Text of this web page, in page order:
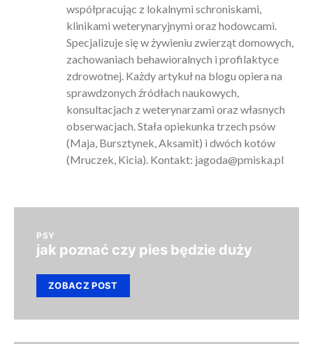
współpracując z lokalnymi schroniskami,
klinikami weterynaryjnymi oraz hodowcami.
Specjalizuje się w żywieniu zwierząt domowych,
zachowaniach behawioralnych i profilaktyce
zdrowotnej. Każdy artykuł na blogu opiera na
sprawdzonych źródłach naukowych,
konsultacjach z weterynarzami oraz własnych
obserwacjach. Stała opiekunka trzech psów
(Maja, Bursztynek, Aksamit) i dwóch kotów
(Mruczek, Kicia). Kontakt: jagoda@pmiska.pl
PSY
jak poznać czy pies będzie duży
ZOBACZ POST